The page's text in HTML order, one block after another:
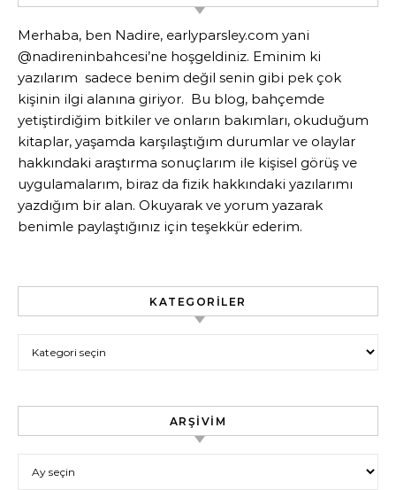
Merhaba, ben Nadire, earlyparsley.com yani
@nadireninbahcesi’ne hoşgeldiniz. Eminim ki
yazılarım sadece benim değil senin gibi pek çok
kişinin ilgi alanına giriyor. Bu blog, bahçemde
yetiştirdiğim bitkiler ve onların bakımları, okuduğum
kitaplar, yaşamda karşılaştığım durumlar ve olaylar
hakkındaki araştırma sonuçlarım ile kişisel görüş ve
uygulamalarım, biraz da fizik hakkındaki yazılarımı
yazdığım bir alan. Okuyarak ve yorum yazarak
benimle paylaştığınız için teşekkür ederim.
KATEGORILER
ARŞIVIM